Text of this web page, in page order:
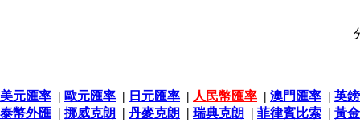
美元匯率 | 歐元匯率 | 日元匯率 | 人民幣匯率 | 澳門匯率 | 英
泰幣外匯 | 挪威克朗 | 丹麥克朗 | 瑞典克朗 | 菲律賓比索 | 黃